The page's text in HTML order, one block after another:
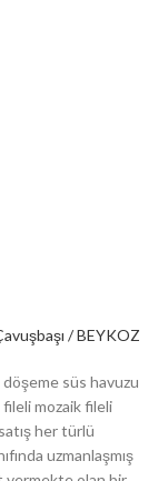
/ BEYKOZ
süs havuzu
fileli mozaik fileli
her türlü
uzmanlaşmış